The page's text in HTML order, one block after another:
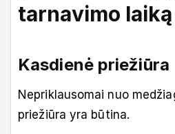
tarnavimo laiką
Kasdienė priežiūra
Nepriklausomai nuo
priežiūra yra būtina.